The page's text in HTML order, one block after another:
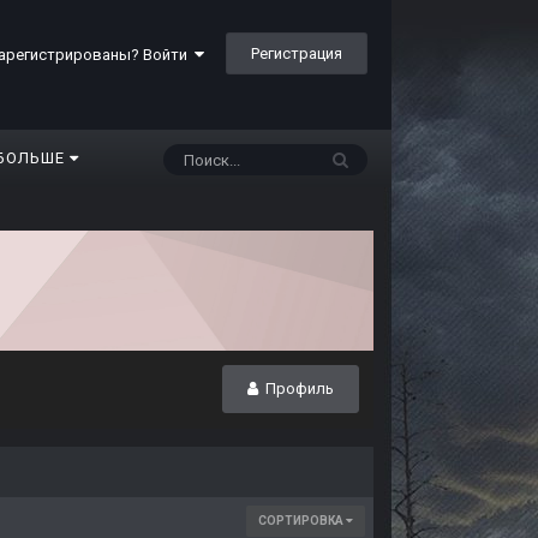
Войти Регистрация
Профиль
СОРТИРОВКА